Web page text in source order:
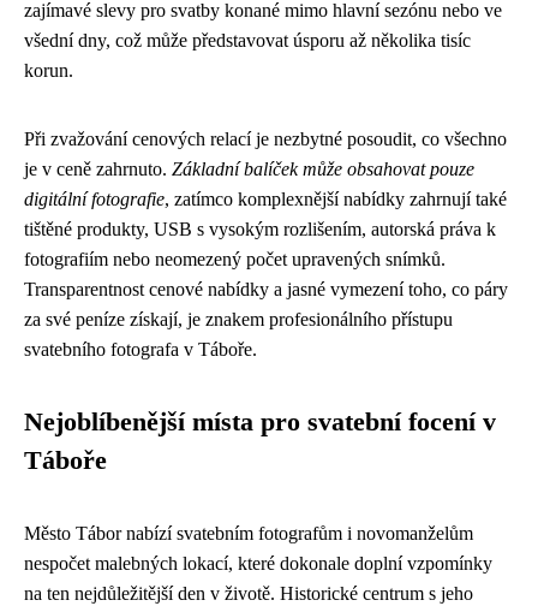
zajímavé slevy pro svatby konané mimo hlavní sezónu nebo ve
všední dny, což může představovat úsporu až několika tisíc
korun.
Při zvažování cenových relací je nezbytné posoudit, co všechno
je v ceně zahrnuto. Základní balíček může obsahovat pouze
digitální fotografie, zatímco komplexnější nabídky zahrnují také
tištěné produkty, USB s vysokým rozlišením, autorská práva k
fotografiím nebo neomezený počet upravených snímků.
Transparentnost cenové nabídky a jasné vymezení toho, co páry
za své peníze získají, je znakem profesionálního přístupu
svatebního fotografa v Táboře.
Nejoblíbenější místa pro svatební focení v
Táboře
Město Tábor nabízí svatebním fotografům i novomanželům
nespočet malebných lokací, které dokonale doplní vzpomínky
na ten nejdůležitější den v životě. Historické centrum s jeho